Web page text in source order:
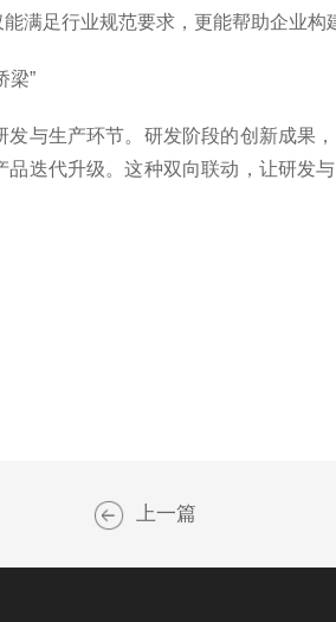
满足行业规范要求，更能帮助企业构
梁”
生产环节。研发阶段的创新成果
迭代升级。这种双向联动，让研
上一篇